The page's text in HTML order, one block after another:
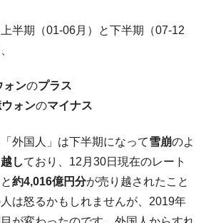
塁打、最多の清原に次いで多く打っ
？
半期（01-06月）と下半期（07-12
ォンのプラス
ォンのマイナス
外国人」は下半期になって雪崩のよ
しており、12月30日現在のレート
約4,016億円分が売り越されたこと
は怒るかもしれませんが、2019年